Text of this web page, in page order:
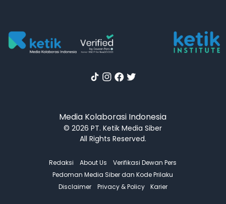
Media Kolaborasi Indonesia
© 2026 PT. Ketik Media Siber
All Rights Reserved.
Redaksi About Us
Verifikasi Dewan Pers
Pedoman Media Siber dan Kode Prilaku
Disclaimer
Privacy & Policy Karier